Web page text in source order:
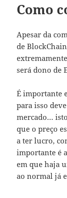
Como
Apesar da
de
será dono de
É importante
para isso
mercado…
que o preço
a ter lucro,
importante é
em que haja
ao normal já